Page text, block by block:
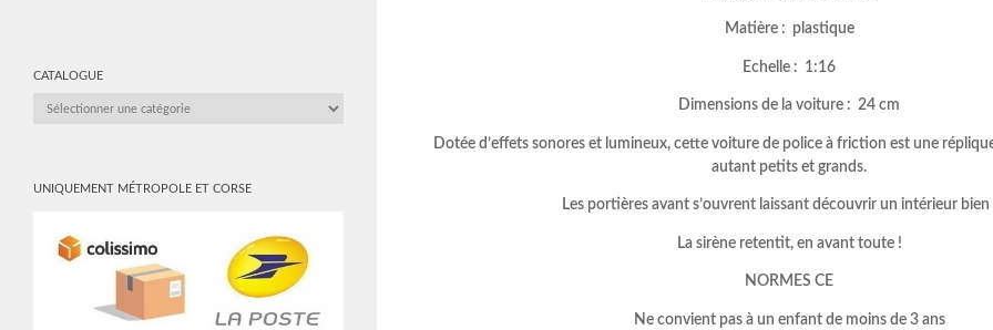
Matière : plastique
Echelle : 1:16
Dimensions de la voiture : 24 cm
Dotée d’effets sonores et lumineux, cette voiture de police à friction est une
autant petits et grands.
Les portières avant s’ouvrent laissant découvrir un intérieur bien
La sirène retentit, en avant toute !
NORMES CE
Ne convient pas à un enfant de moins de 3 ans
CATALOGUE
CATALOGUE
UNIQUEMENT MÉTROPOLE ET CORSE